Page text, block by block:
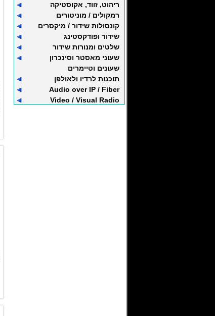
ריהוט, זווד, אקוסטיקה
רמקולים / מוניטורים
קונסולות שידור / מיקסרים
שידור ופודקסטינג
שלטים ומנורות שידור
שעוני מאסטר וסינכרון
שעונים וטיימרים
תוכנות לרדיו ולאולפן
Audio over IP / Fiber
Video / Visual Radio